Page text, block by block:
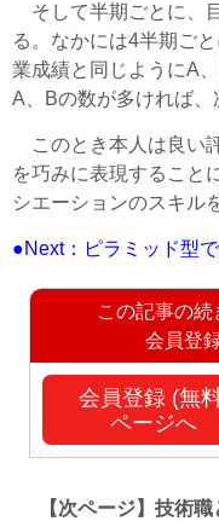
そして半期ごとに、
る。なかには4半期ご
業成績と同じようにA
A、Bの数が多ければ、
このとき本人は良い
を巧みに表現すること
シエーションのスキル
●Next：ピラミッド型
この記事の続
会員登
会員登録 (無
ページへ
【次ページ】 技術職